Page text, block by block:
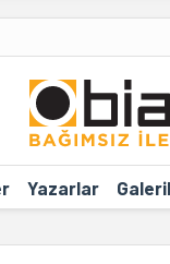
Yazarlar